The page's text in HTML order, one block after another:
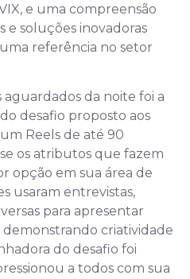
e uma compreensão
e soluções inovadoras
referência no setor
da noite foi a
desafio proposto aos
Reels de até 90
os atributos que fazem
opção em sua área de
usaram entrevistas,
para apresentar
criatividade
do desafio foi
a todos com sua